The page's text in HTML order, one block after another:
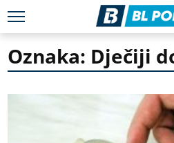
Oznaka: Dječiji